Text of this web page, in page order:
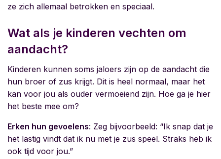
ze zich allemaal betrokken en speciaal.
Wat als je kinderen vechten om
aandacht?
Kinderen kunnen soms jaloers zijn op de aandacht die
hun broer of zus krijgt. Dit is heel normaal, maar het
kan voor jou als ouder vermoeiend zijn. Hoe ga je hier
het beste mee om?
Erken hun gevoelens: Zeg bijvoorbeeld: “Ik snap dat je
het lastig vindt dat ik nu met je zus speel. Straks heb ik
ook tijd voor jou.”